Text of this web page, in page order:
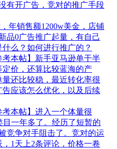
有开广告，竞对的推广手段
年销售额1200w美金，店铺
品0广告推广起量，有自己
么？如何进行推广的？
考本帖】新手亚马逊单干半
价，还算比较蓝海的产
还比较稳，最近转化率很
应该怎么优化，以及后续
考本帖】进入一个体量很
目一年多了。经历了短暂的
竞争对手阻击了。竞对的运
1天上2条评论，价格一卷